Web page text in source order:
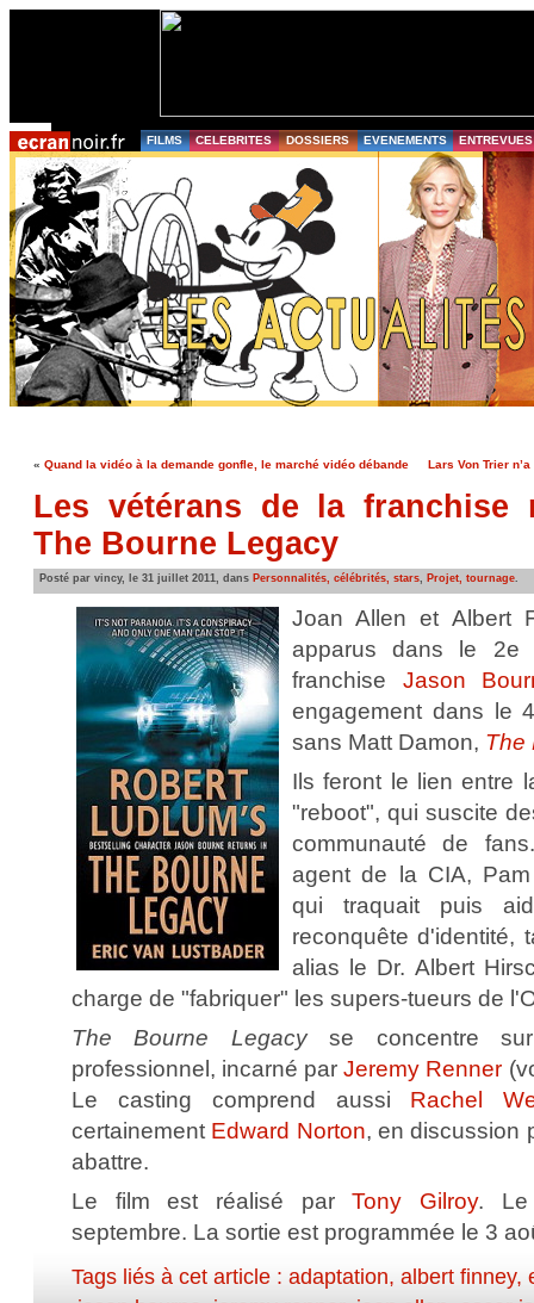
FILMS CELEBRITES DOSSIERS EVENEMENTS ENTREVUES
« Quand la vidéo à la demande gonfle, le marché vidéo débande Lars Von Trier
Les vétérans de la franchise
The Bourne Legacy
Posté par vincy, le 31 juillet 2011, dans Personnalités, célébrités, stars, Projet, tournage.
Joan Allen et Albert
apparus dans le
franchise Jason
engagement dans le
sans Matt Damon, The
Ils feront le lien entre
"reboot", qui suscite
communauté de
agent de la CIA,
qui traquait puis
reconquête d'identité,
alias le Dr. Albert
charge de "fabriquer" les supers-tueurs de
The Bourne Legacyse concentre
professionnel, incarné parJeremy Renner
Le casting comprend aussi Rachel
certainement Edward Norton, en discussion
abattre.
Le film est réalisé parTony Gilroy. Le
septembre. La sortie est programmée le 3
Tags liés à cet article : adaptation, albert finney,